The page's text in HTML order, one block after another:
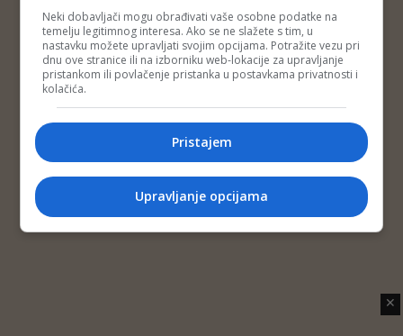
✕
Neki dobavljači mogu obrađivati vaše osobne podatke na
temelju legitimnog interesa. Ako se ne slažete s tim, u
nastavku možete upravljati svojim opcijama. Potražite vezu pri
dnu ove stranice ili na izborniku web-lokacije za upravljanje
pristankom ili povlačenje pristanka u postavkama privatnosti i
kolačića.
Pristajem
Upravljanje opcijama